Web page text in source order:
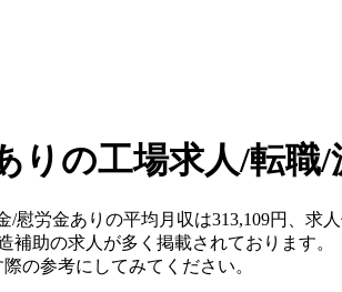
りの工場求人/転職/
労金ありの平均月収は313,109円、求人
助の求人が多く掲載されております。
の参考にしてみてください。